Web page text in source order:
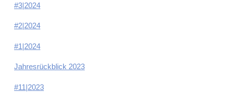
#3|2024
#2|2024
#1|2024
Jahresrückblick 2023
#11|2023